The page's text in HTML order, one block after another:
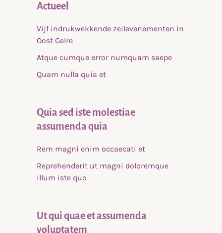
Actueel
Vijf indrukwekkende zeilevenementen in
Oost Gelre
Atque cumque error numquam saepe
Quam nulla quia et
Quia sed iste molestiae
assumenda quia
Rem magni enim occaecati et
Reprehenderit ut magni doloremque
illum iste quo
Ut qui quae et assumenda
voluptatem